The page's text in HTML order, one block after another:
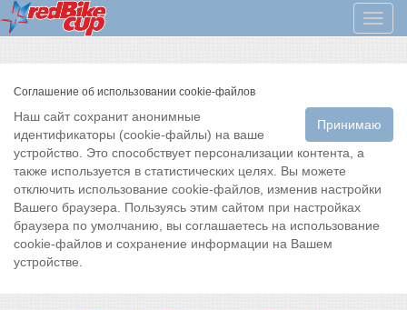
Меню
Соглашение об использовании cookie-файлов
Принимаю
Наш сайт сохранит анонимные
идентификаторы (cookie-файлы) на ваше
устройство. Это способствует персонализации контента, а
также используется в статистических целях. Вы можете
отключить использование cookie-файлов, изменив настройки
Вашего браузера. Пользуясь этим сайтом при настройках
браузера по умолчанию, вы соглашаетесь на использование
cookie-файлов и сохранение информации на Вашем
устройстве.